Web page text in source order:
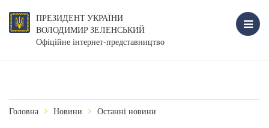
ПРЕЗИДЕНТ УКРАЇНИ
ВОЛОДИМИР ЗЕЛЕНСЬКИЙ
Офіційне інтернет-представництво
Головна Новини Останні новини